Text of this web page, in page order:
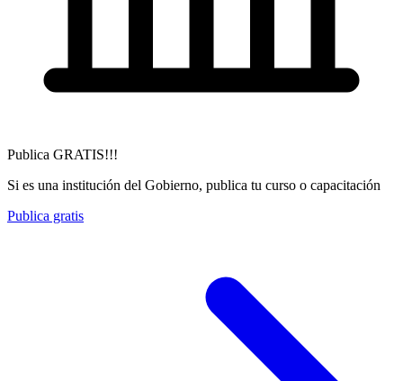
Publica GRATIS!!!
Si es una institución del Gobierno, publica tu curso o capacitación
Publica gratis